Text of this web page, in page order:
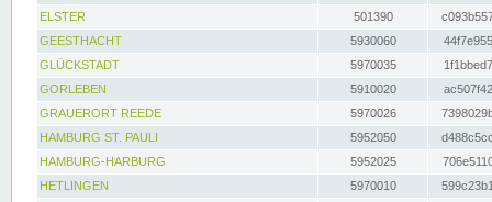
ELSTER
501390
GEESTHACHT
5930060
GLÜCKSTADT
5970035
GORLEBEN
5910020
GRAUERORT REEDE
5970026
HAMBURG ST. PAULI
5952050
HAMBURG-HARBURG
5952025
HETLINGEN
5970010